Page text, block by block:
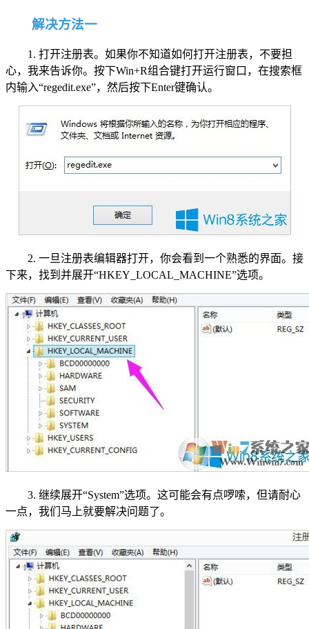
解决方法一
1. 打开注册表。如果你不知道如何打开注册表，不要担
心，我来告诉你。按下Win+R组合键打开运行窗口，在搜索框
内输入“regedit.exe”，然后按下Enter键确认。
2. 一旦注册表编辑器打开，你会看到一个熟悉的界面。接
下来，找到并展开“HKEY_LOCAL_MACHINE”选项。
3. 继续展开“System”选项。这可能会有点啰嗦，但请耐心
一点，我们马上就要解决问题了。